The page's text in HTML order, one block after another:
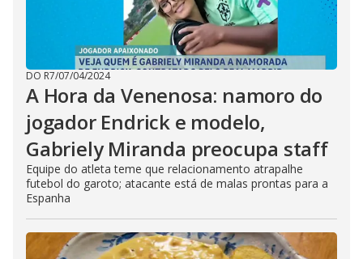
DO R7/07/04/2024
A Hora da Venenosa: namoro do
jogador Endrick e modelo,
Gabriely Miranda preocupa staff
Equipe do atleta teme que relacionamento atrapalhe
futebol do garoto; atacante está de malas prontas para a
Espanha